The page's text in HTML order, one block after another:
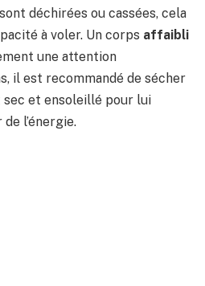
déchirées ou cassées, cela
à voler. Un corps affaibli
une attention
il est recommandé de sécher
sec et ensoleillé pour lui
l’énergie.